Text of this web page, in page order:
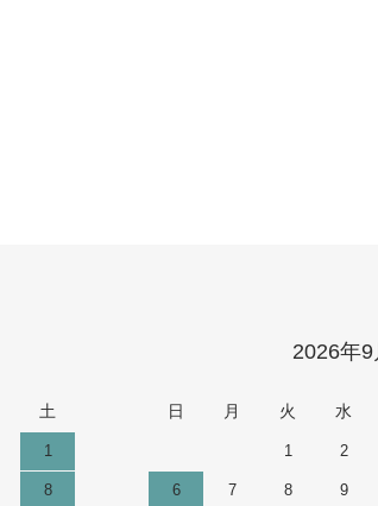
土
1
8
2026年9
日 月 火 水
1 2
6 7 8 9